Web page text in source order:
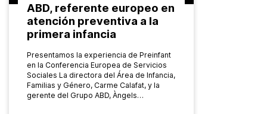
ABD, referente europeo en
atención preventiva a la
primera infancia
Presentamos la experiencia de Preinfant
en la Conferencia Europea de Servicios
Sociales La directora del Área de Infancia,
Familias y Género, Carme Calafat, y la
gerente del Grupo ABD, Àngels…